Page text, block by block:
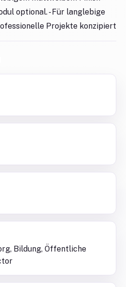
optional. - Für langlebige
Projekte konzipiert
Bildung, Öffentliche